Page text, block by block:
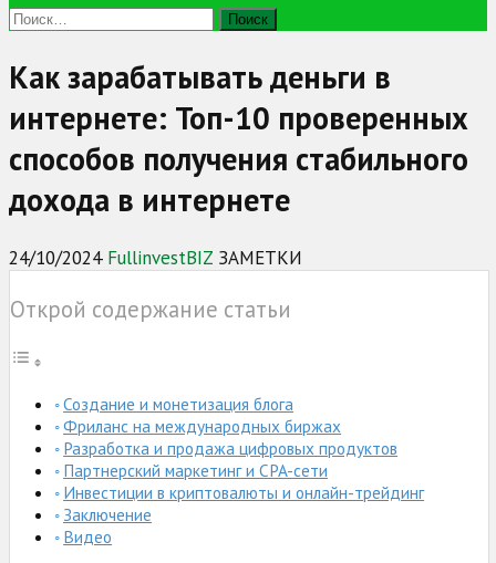
Найти:
Как зарабатывать деньги в
интернете: Топ-10 проверенных
способов получения стабильного
дохода в интернете
24/10/2024 FullinvestBIZ ЗАМЕТКИ
Открой содержание статьи
Создание и монетизация блога
Фриланс на международных биржах
Разработка и продажа цифровых продуктов
Партнерский маркетинг и CPA-сети
Инвестиции в криптовалюты и онлайн-трейдинг
Заключение
Видео